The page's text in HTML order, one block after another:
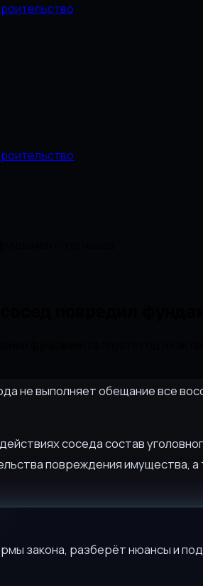
не выполняет обещание все
соседа состав
повреждения имущества,
закона, разберёт нюансы и